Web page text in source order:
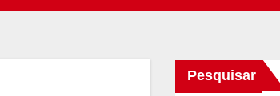
Pesquisar